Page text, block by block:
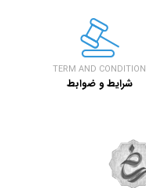
TERM AND CONDITION
شرایط و ضوابط